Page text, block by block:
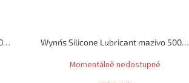
WD-40 Specialist White lithium 400ml bílá vazelína ve spreji Wynn´s Silicone Lubricant mazivo 500 ml
Momentálně nedostupné